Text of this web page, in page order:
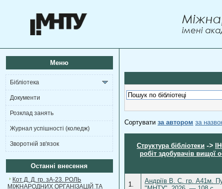
Меню
Бібліотека
Документи
Розклад занять
Журнал успішності (коледж)
Зворотній зв'язок
Останні внесення
Кот Д. Д. гр. зА-23. РОЛЬ
МІЖНАРОДНИХ ОРГАНІЗАЦІЙ ТА
Сортувати за автором за
Структура бібліотеки ->
робіт здобувачів вищої
1.
Андріїв В. С. гр. А41м.